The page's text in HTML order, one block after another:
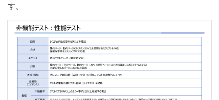
す。